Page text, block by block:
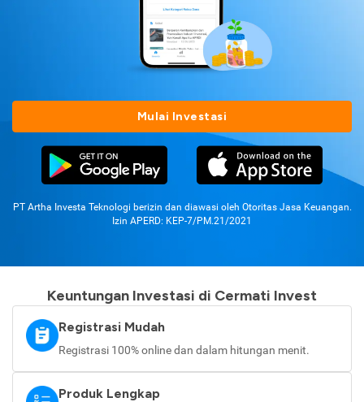
Mulai Investasi
PT Artha Investa Teknologi berizin dan diawasi oleh Otoritas Jasa Keuangan.
Izin APERD: KEP-7/PM.21/2021
Keuntungan Investasi di Cermati Invest
Registrasi Mudah
Registrasi 100% online dan dalam hitungan menit.
Produk Lengkap